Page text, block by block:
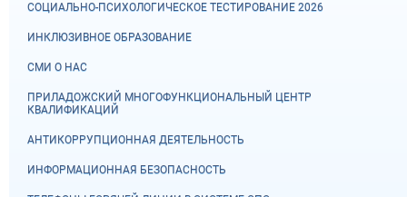
СОЦИАЛЬНО-ПСИХОЛОГИЧЕСКОЕ ТЕСТИРОВАНИЕ 2026
ИНКЛЮЗИВНОЕ ОБРАЗОВАНИЕ
СМИ О НАС
ПРИЛАДОЖСКИЙ МНОГОФУНКЦИОНАЛЬНЫЙ ЦЕНТР
КВАЛИФИКАЦИЙ
АНТИКОРРУПЦИОННАЯ ДЕЯТЕЛЬНОСТЬ
ИНФОРМАЦИОННАЯ БЕЗОПАСНОСТЬ